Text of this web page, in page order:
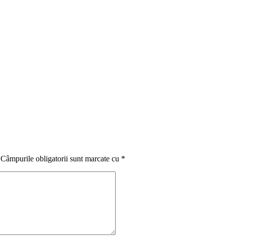
Câmpurile obligatorii sunt marcate cu *